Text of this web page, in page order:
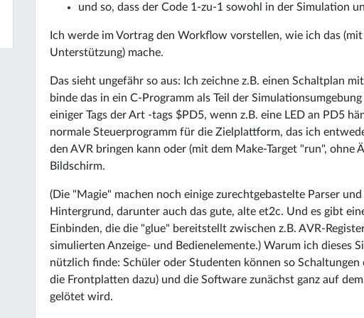
und so, dass der Code 1-zu-1 sowohl in der Simulation
Ich werde im Vortrag den Workflow vorstellen, wie ich das
Unterstützung) mache.
Das sieht ungefähr so aus: Ich zeichne z.B. einen Schaltplan
binde das in ein C-Programm als Teil der
einiger Tags der Art -tags $PD5, wenn z.B. eine LED an PD5
normale Steuerprogramm für die Zielplattform, das ich
den AVR bringen kann oder (mit dem Make-Target "run", ohne
Bildschirm.
(Die "Magie" machen noch einige zurechtgebastelte Parser
Hintergrund, darunter auch das gute, alte et2c. Und es gibt
Einbinden, die die "glue" bereitstellt zwischen z.B. AVR-
simulierten Anzeige- und Bedienelemente.) Warum ich dieses
nützlich finde: Schüler oder Studenten können so
die Frontplatten dazu) und die Software zunächst ganz auf
gelötet wird.